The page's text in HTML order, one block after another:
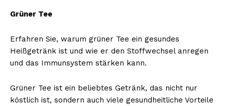
Grüner Tee
Erfahren Sie, warum grüner Tee ein gesundes
Heißgetränk ist und wie er den Stoffwechsel anregen
und das Immunsystem stärken kann.
Grüner Tee ist ein beliebtes Getränk, das nicht nur
köstlich ist, sondern auch viele gesundheitliche Vorteile